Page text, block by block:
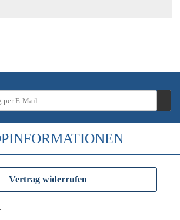
Vertrag widerrufen